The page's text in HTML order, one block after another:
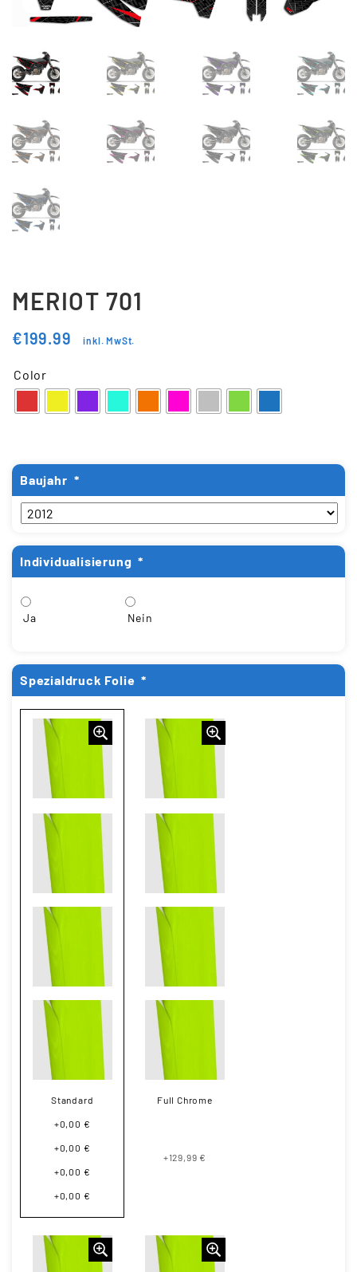
Warenkorb
Widerrufsbelehrung
Wunschliste
MERIOT 701
€199.99 inkl. MwSt.
Color
Baujahr *
Individualisierung *
Ja Nein
Spezialdruck Folie *
Standard
+0,00 €
+0,00 €
+0,00 €
+0,00 €
Full Chrome
+129,99 €